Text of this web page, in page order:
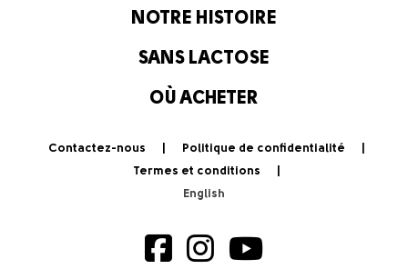
NOTRE HISTOIRE
SANS LACTOSE
OÙ ACHETER
Contactez-nous
Politique de confidentialité
Termes et conditions